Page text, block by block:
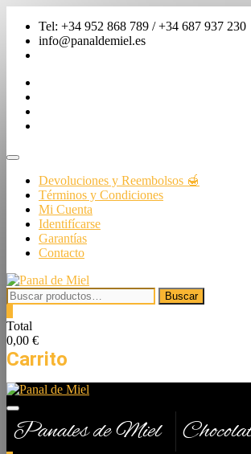
contenido
Tel: +34 952 868 789 / +34 687 937 230
info@panaldemiel.es
Menú
barra
superior
Devoluciones y Reembolsos 🍯
Términos y Condiciones
Mi Cuenta
Identifícarse
Garantías
Contacto
Buscar
por:
Buscar
Total
0,00 €
Carrito
Panales de Miel